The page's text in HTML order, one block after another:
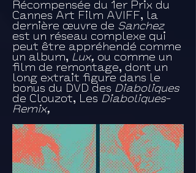
Récompensée du 1er Prix du
Cannes Art Film AVIFF, la
dernière œuvre de Sanchez
est un réseau complexe qui
peut être appréhendé comme
un album, Lux, ou comme un
film de remontage, dont un
long extrait figure dans le
bonus du DVD des Diaboliques
de Clouzot, Les Diaboliques-
Remix,